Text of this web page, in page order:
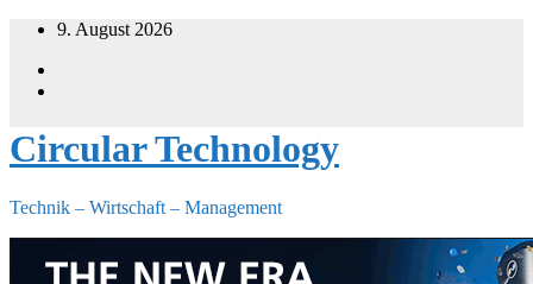
Zum
springen
9. August 2026
Circular Technology
Technik – Wirtschaft – Management